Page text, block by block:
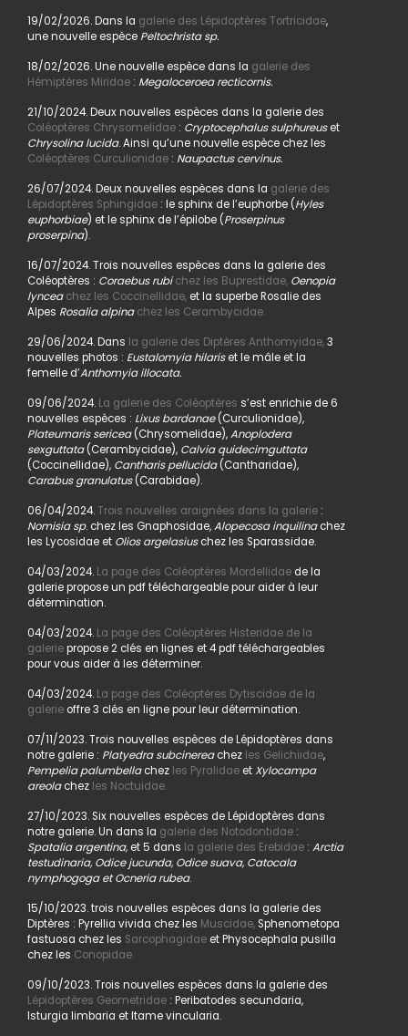
19/02/2026. Dans la galerie des Lépidoptères Tortricidae,
une nouvelle espèce Peltochrista sp.
18/02/2026. Une nouvelle espèce dans la galerie des
Hémiptères Miridae: Megaloceroea recticornis.
21/10/2024. Deux nouvelles espèces dans la galerie des
Coléoptères Chrysomelidae: Cryptocephalus sulphureuset
Chrysolina lucida. Ainsi qu’une nouvelle espèce chez les
Coléoptères Curculionidae : Naupactus cervinus.
26/07/2024. Deux nouvelles espèces dans la galerie des
Lépidoptères Sphingidae: le sphinx de l’euphorbe (Hyles
euphorbiae) et le sphinx de l’épilobe (Proserpinus
proserpina).
16/07/2024. Trois nouvelles espèces dans la galerie des
Coléoptères : Coraebus rubi chez les Buprestidae, Oenopia
lyncea chez les Coccinellidae,et la superbe Rosalie des
Alpes Rosalia alpina chez les Cerambycidae.
29/06/2024. Dans la galerie des Diptères Anthomyidae,3
nouvelles photos : Eustalomyia hilariset le mâle et la
femelle d’Anthomyia illocata.
09/06/2024.La galerie des Coléoptères s’est enrichie de 6
nouvelles espèces : Lixus bardanae(Curculionidae),
Plateumaris sericea(Chrysomelidae),Anoplodera
sexguttata(Cerambycidae), Calvia quidecimguttata
(Coccinellidae), Cantharis pellucida(Cantharidae),
Carabus granulatus(Carabidae).
06/04/2024.Trois nouvelles araignées dans la galerie:
Nomisia sp. chez les Gnaphosidae,Alopecosa inquilinachez
les Lycosidae et Olios argelasiuschez les Sparassidae.
04/03/2024. La page des Coléoptères Mordellidaede la
galerie propose un pdf téléchargeable pour aider à leur
détermination.
04/03/2024. La page des Coléoptères Histeridae de la
galeriepropose 2 clés en lignes et 4 pdf téléchargeables
pour vous aider à les déterminer.
04/03/2024. La page des Coléoptères Dytiscidae de la
galerieoffre 3 clés en ligne pour leur détermination.
07/11/2023. Trois nouvelles espèces de Lépidoptères dans
notre galerie : Platyedra subcinereachez les Gelichiidae,
Pempelia palumbellachez les PyralidaeetXylocampa
areolachez les Noctuidae.
27/10/2023. Six nouvelles espèces de Lépidoptères dans
notre galerie. Un dans la galerie des Notodontidae:
Spatalia argentina, et 5 dans la galerie des Erebidae: Arctia
testudinaria, Odice jucunda, Odice suava, Catocala
nymphogoga et Ocneria rubea.
15/10/2023. trois nouvelles espèces dans la galerie des
Diptères : Pyrellia vivida chez les Muscidae,Sphenometopa
fastuosa chez les Sarcophagidaeet Physocephala pusilla
chez les Conopidae.
09/10/2023. Trois nouvelles espèces dans la galerie des
Lépidoptères Geometridae: Peribatodes secundaria,
Isturgia limbaria et Itame vincularia.